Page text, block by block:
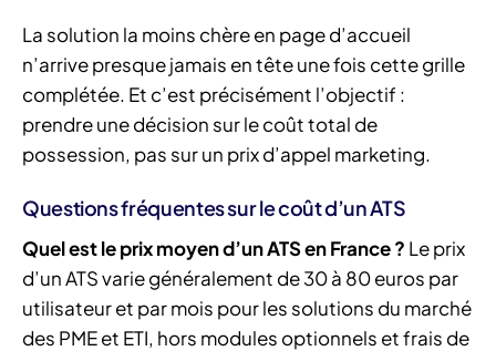
La solution la moins chère en page d’accueil
n’arrive presque jamais en tête une fois cette grille
complétée. Et c’est précisément l’objectif :
prendre une décision sur le coût total de
possession, pas sur un prix d’appel marketing.
Questions fréquentes sur le coût d’un ATS
Quel est le prix moyen d’un ATS en France ? Le prix
d’un ATS varie généralement de 30 à 80 euros par
utilisateur et par mois pour les solutions du marché
des PME et ETI, hors modules optionnels et frais de